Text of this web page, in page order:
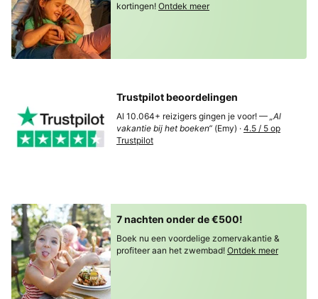
kortingen! Ontdek meer
Trustpilot beoordelingen
Al 10.064+ reizigers gingen je voor! — „Al
vakantie bij het boeken“ (Emy) · 4.5 / 5 op
Trustpilot
7 nachten onder de €500!
Boek nu een voordelige zomervakantie &
profiteer aan het zwembad! Ontdek meer